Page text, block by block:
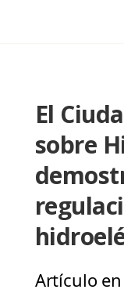
El
sobre
Artículo